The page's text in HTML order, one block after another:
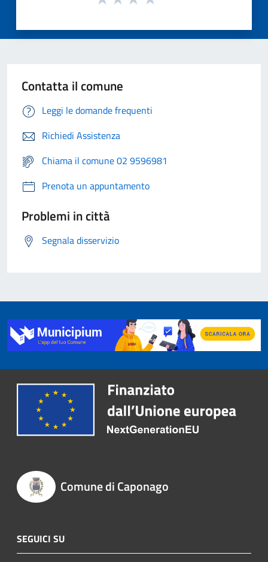
Contatta il comune
Leggi le domande frequenti
Richiedi Assistenza
Chiama il comune 02 9596981
Prenota un appuntamento
Problemi in città
Segnala disservizio
Comune di Caponago
SEGUICI SU